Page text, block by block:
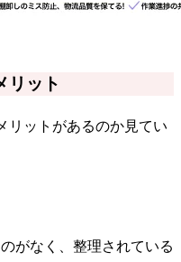
リット
リットがあるのか見てい
がなく、整理されている